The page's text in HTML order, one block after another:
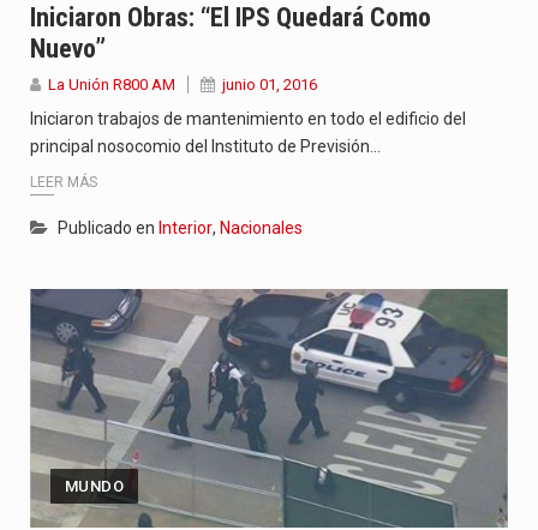
Iniciaron Obras: “El IPS Quedará Como
Nuevo”
La Unión R800 AM junio 01, 2016
Iniciaron trabajos de mantenimiento en todo el edificio del
principal nosocomio del Instituto de Previsión…
LEER MÁS
Publicado en Interior, Nacionales
MUNDO